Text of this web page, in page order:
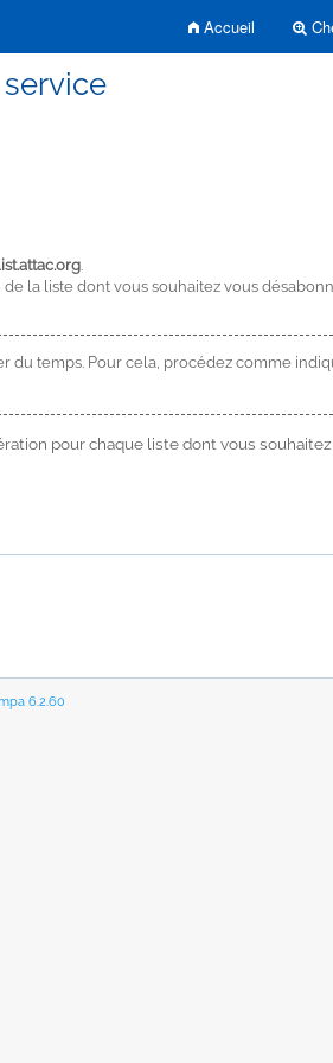
Accueil
.
la liste dont vous souhaitez vous
temps. Pour cela, procédez comme
pour chaque liste dont vous
6.2.60